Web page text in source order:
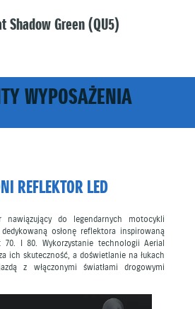
Shadow Green (QU5)
WYPOSAŻENIA
REFLEKTOR LED
nawiązujący do legendarnych motocykli
dedykowaną osłonę reflektora inspirowaną
I 80. Wykorzystanie technologii Aerial
ich skuteczność, a doświetlanie na łukach
z włączonymi światłami drogowymi